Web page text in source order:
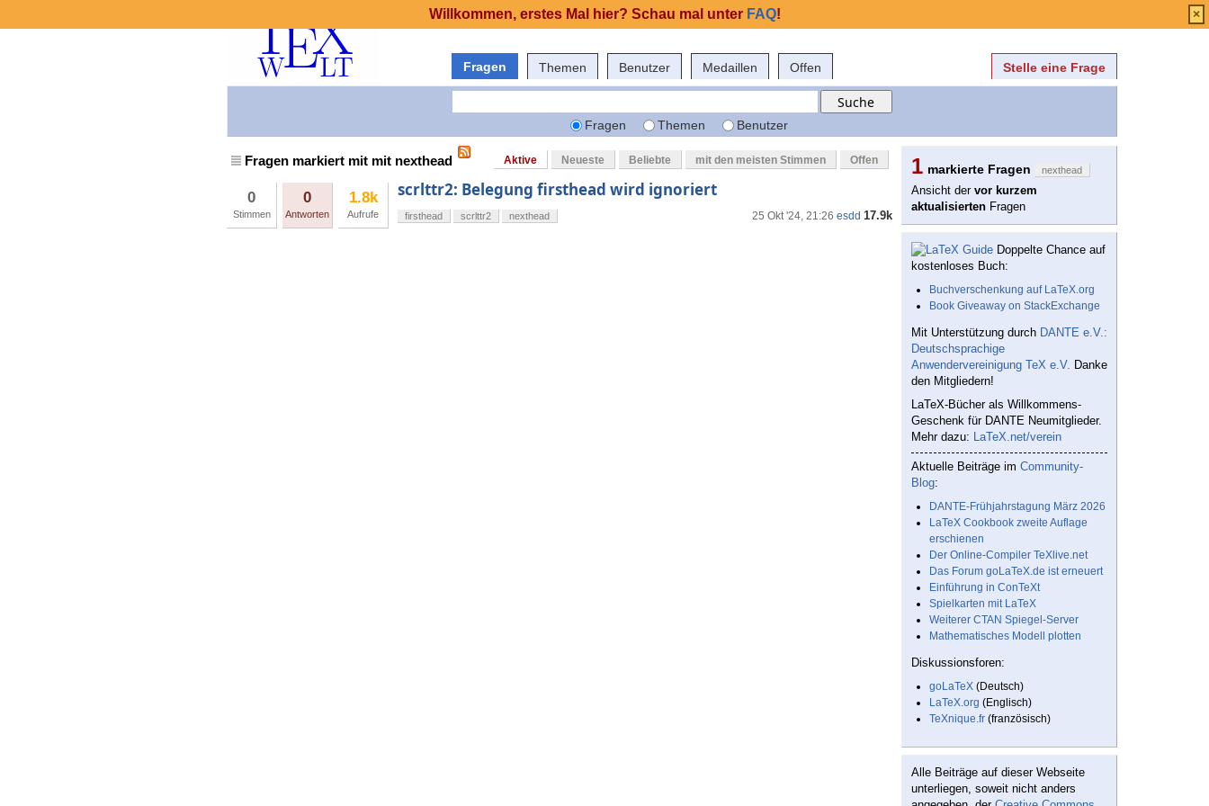
Fragen Themen Benutzer Medaillen Offen Stelle eine Frage
Fragen Themen Benutzer
Fragen markiert mit mit nexthead Aktive Neueste Beliebte mit den meisten Stimmen Offen
0
Stimmen
0
Antworten
1.8k
Aufrufe
scrlttr2: Belegung firsthead wird ignoriert
25 Okt '24, 21:26 esdd 17.9k
firsthead scrlttr2 nexthead
1 markierte Fragen nexthead
Ansicht der vor kurzem
aktualisierten Fragen
Doppelte Chance auf
kostenloses Buch:
Buchverschenkung auf LaTeX.org
Book Giveaway on StackExchange
Mit Unterstützung durch DANTE e.V.:
Deutschsprachige
Anwendervereinigung TeX e.V. Danke
den Mitgliedern!
LaTeX-Bücher als Willkommens-
Geschenk für DANTE Neumitglieder.
Mehr dazu: LaTeX.net/verein
Aktuelle Beiträge im Community-
Blog:
DANTE-Frühjahrstagung März 2026
LaTeX Cookbook zweite Auflage
erschienen
Der Online-Compiler TeXlive.net
Das Forum goLaTeX.de ist erneuert
Einführung in ConTeXt
Spielkarten mit LaTeX
Weiterer CTAN Spiegel-Server
Mathematisches Modell plotten
Diskussionsforen:
goLaTeX (Deutsch)
LaTeX.org (Englisch)
TeXnique.fr (französisch)
Alle Beiträge auf dieser Webseite
unterliegen, soweit nicht anders
Willkommen, erstes Mal hier? Schau mal unter FAQ! ×